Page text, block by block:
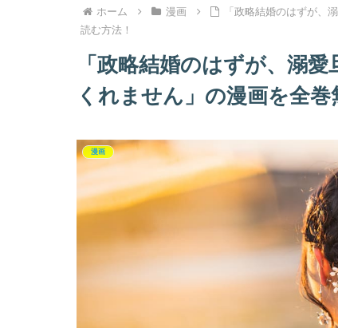
ホーム 漫画
「政略結婚のはずが、
読む方法！
「政略結婚のはずが、溺
くれません」の漫画を全巻
漫画